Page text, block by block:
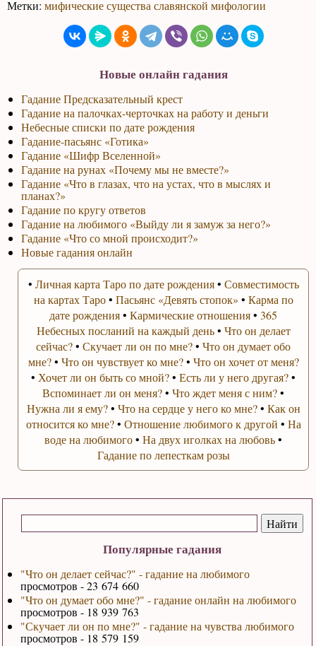
Популярные гадания
"Что он делает сейчас?" - гадание на любимого
просмотров - 23 674 660
"Что он думает обо мне?" - гадание онлайн на любимого
просмотров - 18 939 763
"Скучает ли он по мне?" - гадание на чувства любимого
просмотров - 18 579 159
Метки:мифические существа славянской мифологии
Новые онлайн гадания
Гадание Предсказательный крест
Гадание на палочках-черточках на работу и деньги
Небесные списки по дате рождения
Гадание-пасьянс «Готика»
Гадание «Шифр Вселенной»
Гадание на рунах «Почему мы не вместе?»
Гадание «Что в глазах, что на устах, что в мыслях и
планах?»
Гадание по кругу ответов
Гадание на любимого «Выйду ли я замуж за него?»
Гадание «Что со мной происходит?»
Новые гадания онлайн
• Личная карта Таро по дате рождения• Совместимость
на картах Таро• Пасьянс «Девять стопок» • Карма по
дате рождения•Кармические отношения•365
Небесных посланий на каждый день• Что он делает
сейчас?•Скучает ли он по мне?•Что он думает обо
мне?• Что он чувствует ко мне?• Что он хочет от меня?
• Хочет ли он быть со мной?•Есть ли у него другая?•
Вспоминает ли он меня?•Что ждет меня с ним?•
Нужна ли я ему?• Что на сердце у него ко мне?• Как он
относится ко мне?• Отношение любимого к другой • На
воде на любимого•На двух иголках на любовь•
Гадание по лепесткам розы